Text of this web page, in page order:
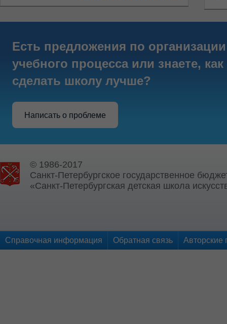
Есть предложения по организации
учебного процесса или знаете, как
сделать школу лучше?
Написать о проблеме
© 1986-2017
Санкт-Петербургское государственное
«Санкт-Петербургская детская школа
Справочная информация Обратная связь Авторские